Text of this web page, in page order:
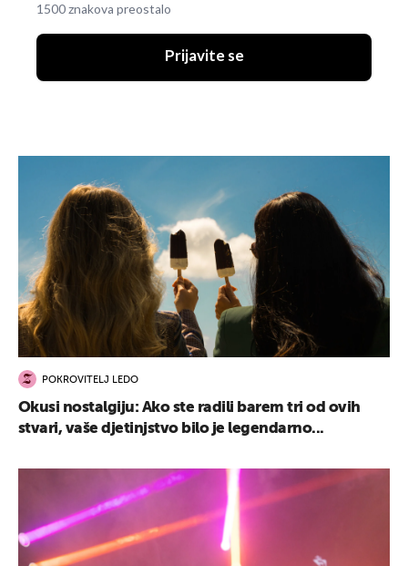
1500 znakova preostalo
Prijavite se
POKROVITELJ LEDO
Okusi nostalgiju: Ako ste radili barem tri od ovih
stvari, vaše djetinjstvo bilo je legendarno...